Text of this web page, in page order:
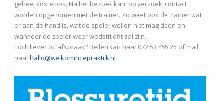
geheel kosteloos. Na het bezoek kan, op verzoek, contact
worden opgenomen met de trainer. Zo weet ook de trainer wat
er aan de hand is, wat de speler wel en niet mag doen en
wanneer de speler weer wedstrijdfit zal zijn.
Toch liever op afspraak? Bellen kan naar 072 53 455 25 of mail
naarhallo@welkomindepraktijk.nl